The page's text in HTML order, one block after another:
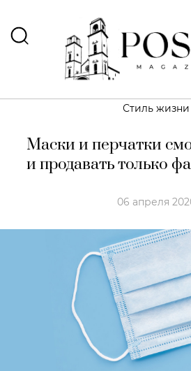
Стиль жизни
Маски и перчатки
и продавать только
06 апреля